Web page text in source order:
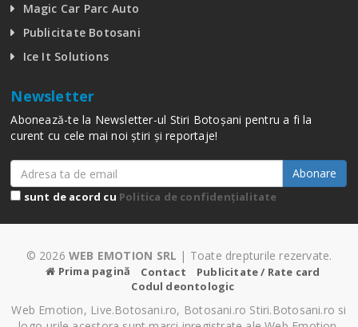
Magic Car Parc Auto
Publicitate Botosani
Ice It Solutions
Newsletter
Abonează-te la Newsletter-ul Stiri Botoșani pentru a fi la
curent cu cele mai noi știri și reportaje!
Abonare
sunt de acord cu Politica de confidențialitate
© 2026 WEB EMOTION SRL | Toate drepturile rezervate.
Prima pagină Contact
Publicitate / Rate card
Codul deontologic
Web Emotion, Live.Botosani.ro, Botosani.ro Stiri.Botosani.ro si